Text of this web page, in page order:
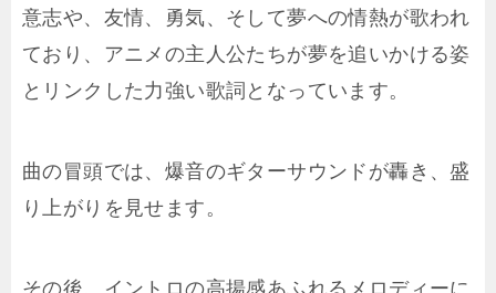
意志や、友情、勇気、そして夢への情熱が歌われ
ており、アニメの主人公たちが夢を追いかける姿
とリンクした力強い歌詞となっています。
曲の冒頭では、爆音のギターサウンドが轟き、盛
り上がりを見せます。